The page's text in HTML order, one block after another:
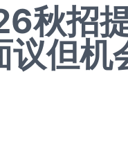
秋招
议但机